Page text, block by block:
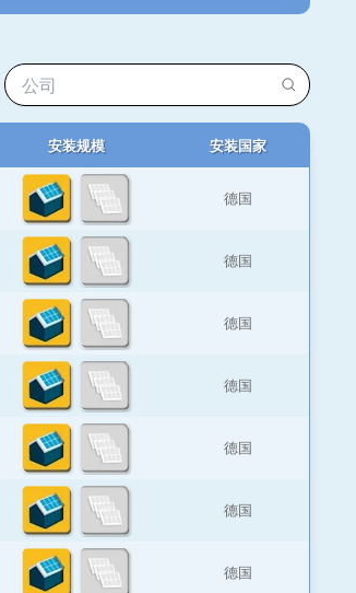
安装规模 安装国家
德国
德国
德国
德国
德国
德国
德国